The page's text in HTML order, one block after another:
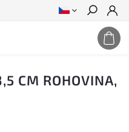
Hledat
CM ROHOVINA,